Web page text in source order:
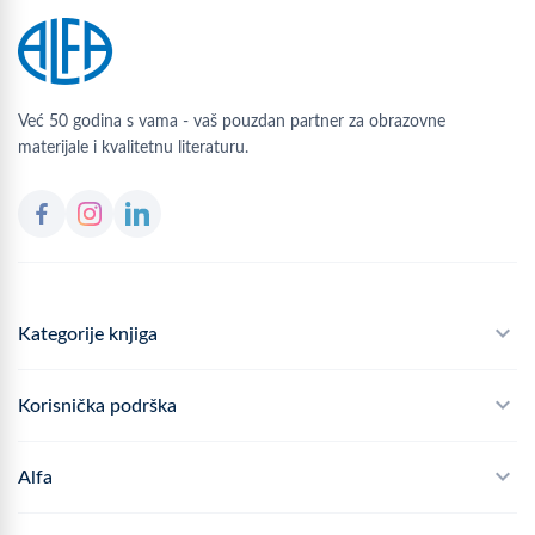
Već 50 godina s vama - vaš pouzdan partner za obrazovne
materijale i kvalitetnu literaturu.
Kategorije knjiga
Školski program
Korisnička podrška
Često postavljana pitanja
Alfa